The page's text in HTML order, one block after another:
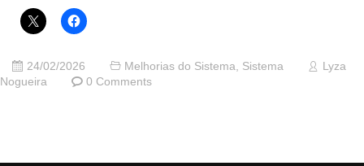
24/02/2026 Melhorias do Sistema, Sistema
Lyza
Nogueira
0 Comments